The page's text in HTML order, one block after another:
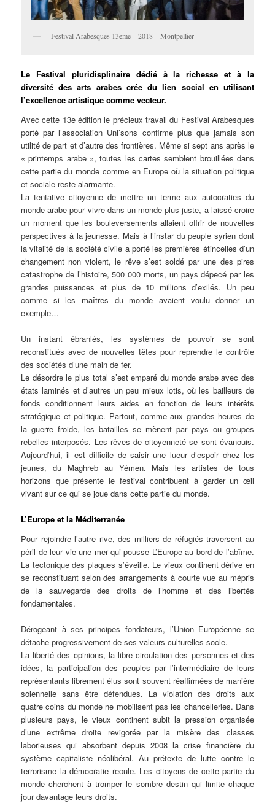
Festival Arabesques 13eme – 2018 – Montpellier
Le Festival pluridisplinaire dédié à la richesse et à la
diversité des arts arabes crée du lien social en utilisant
l’excellence artistique comme vecteur.
Avec cette 13e édition le précieux travail du Festival Arabesques
porté par l’association Uni’sons confirme plus que jamais son
utilité de part et d’autre des frontières. Même si sept ans après le
« printemps arabe », toutes les cartes semblent brouillées dans
cette partie du monde comme en Europe où la situation politique
et sociale reste alarmante.
La tentative citoyenne de mettre un terme aux autocraties du
monde arabe pour vivre dans un monde plus juste, a laissé croire
un moment que les bouleversements allaient offrir de nouvelles
perspectives à la jeunesse. Mais à l’instar du peuple syrien dont
la vitalité de la société civile a porté les premières étincelles d’un
changement non violent, le rêve s’est soldé par une des pires
catastrophe de l’histoire, 500 000 morts, un pays dépecé par les
grandes puissances et plus de 10 millions d’exilés. Un peu
comme si les maîtres du monde avaient voulu donner un
exemple…
Un instant ébranlés, les systèmes de pouvoir se sont
reconstitués avec de nouvelles têtes pour reprendre le contrôle
des sociétés d’une main de fer.
Le désordre le plus total s’est emparé du monde arabe avec des
états laminés et d’autres un peu mieux lotis, où les bailleurs de
fonds conditionnent leurs aides en fonction de leurs intérêts
stratégique et politique. Partout, comme aux grandes heures de
la guerre froide, les batailles se mènent par pays ou groupes
rebelles interposés. Les rêves de citoyenneté se sont évanouis.
Aujourd’hui, il est difficile de saisir une lueur d’espoir chez les
jeunes, du Maghreb au Yémen. Mais les artistes de tous
horizons que présente le festival contribuent à garder un œil
vivant sur ce qui se joue dans cette partie du monde.
L’Europe et la Méditerranée
Pour rejoindre l’autre rive, des milliers de réfugiés traversent au
péril de leur vie une mer qui pousse L’Europe au bord de l’abîme.
La tectonique des plaques s’éveille. Le vieux continent dérive en
se reconstituant selon des arrangements à courte vue au mépris
de la sauvegarde des droits de l’homme et des libertés
fondamentales.
Dérogeant à ses principes fondateurs, l’Union Européenne se
détache progressivement de ses valeurs culturelles socle.
La liberté des opinions, la libre circulation des personnes et des
idées, la participation des peuples par l’intermédiaire de leurs
représentants librement élus sont souvent réaffirmées de manière
solennelle sans être défendues. La violation des droits aux
quatre coins du monde ne mobilisent pas les chancelleries. Dans
plusieurs pays, le vieux continent subit la pression organisée
d’une extrême droite revigorée par la misère des classes
laborieuses qui absorbent depuis 2008 la crise financière du
système capitaliste néolibéral. Au prétexte de lutte contre le
terrorisme la démocratie recule. Les citoyens de cette partie du
monde cherchent à tromper le sombre destin qui limite chaque
jour davantage leurs droits.